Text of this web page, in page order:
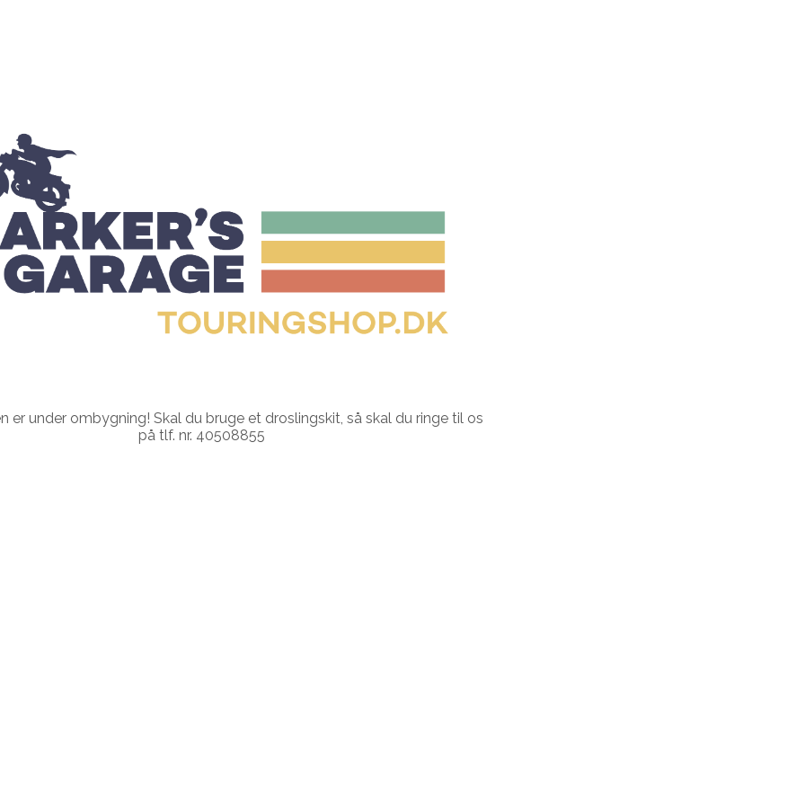
er under ombygning! Skal du bruge et droslingskit, så skal du ringe til os
på tlf. nr. 40508855